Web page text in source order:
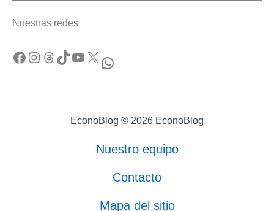
Nuestras redes
Facebook Instagram Threads TikTok YouTube X WhatsApp
EconoBlog © 2026 EconoBlog
Nuestro equipo
Contacto
Mapa del sitio